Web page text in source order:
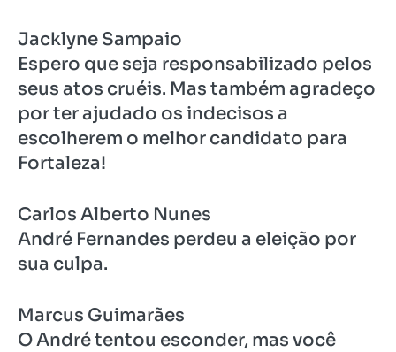
Jacklyne Sampaio
Espero que seja responsabilizado pelos
seus atos cruéis. Mas também agradeço
por ter ajudado os indecisos a
escolherem o melhor candidato para
Fortaleza!
Carlos Alberto Nunes
André Fernandes perdeu a eleição por
sua culpa.
Marcus Guimarães
O André tentou esconder, mas você